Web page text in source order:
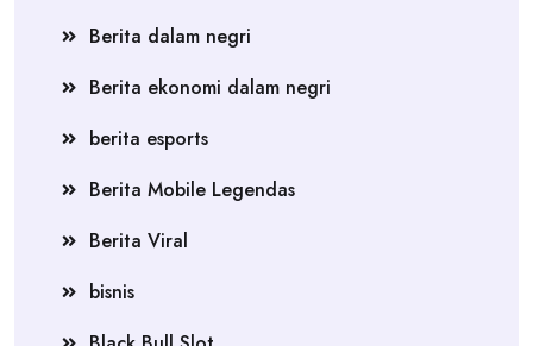
Berita dalam negri
Berita ekonomi dalam negri
berita esports
Berita Mobile Legendas
Berita Viral
bisnis